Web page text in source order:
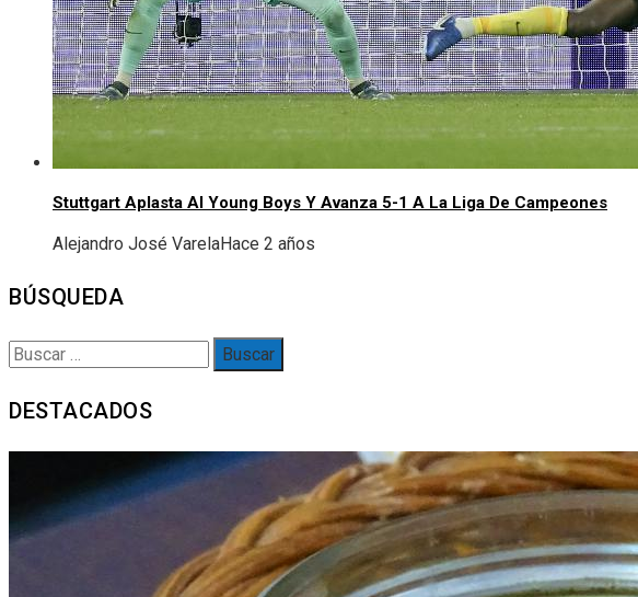
Stuttgart Aplasta Al Young Boys Y Avanza 5-1 A La Liga De Campeones
Alejandro José VarelaHace 2 años
BÚSQUEDA
Buscar:
DESTACADOS